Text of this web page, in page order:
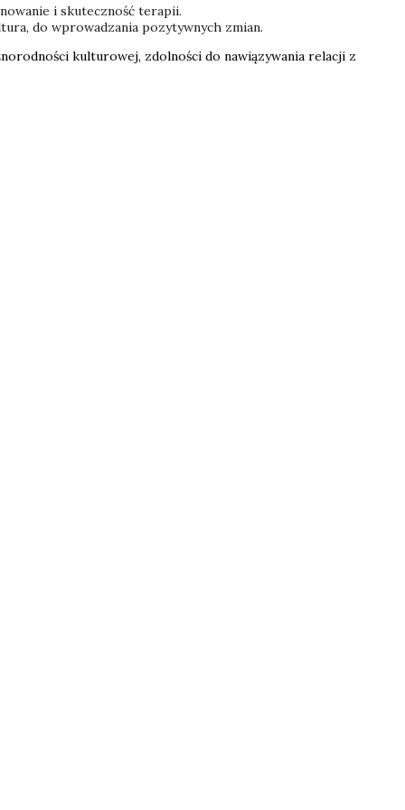
i skuteczność terapii.
do wprowadzania pozytywnych zmian.
kulturowej, zdolności do nawiązywania relacji z